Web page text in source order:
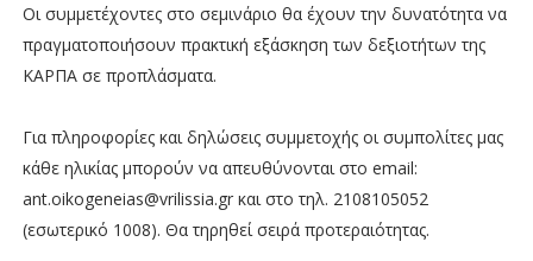
Οι συμμετέχοντες στο σεμινάριο θα έχουν την δυνατότητα να
πραγματοποιήσουν πρακτική εξάσκηση των δεξιοτήτων της
ΚΑΡΠΑ σε προπλάσματα.
Για πληροφορίες και δηλώσεις συμμετοχής οι συμπολίτες μας
κάθε ηλικίας μπορούν να απευθύνονται στο email:
ant.oikogeneias@vrilissia.gr και στο τηλ. 2108105052
(εσωτερικό 1008). Θα τηρηθεί σειρά προτεραιότητας.